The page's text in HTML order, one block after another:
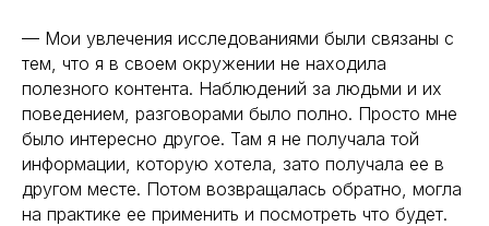
— Мои увлечения исследованиями были связаны с
тем, что я в своем окружении не находила
полезного контента. Наблюдений за людьми и их
поведением, разговорами было полно. Просто мне
было интересно другое. Там я не получала той
информации, которую хотела, зато получала ее в
другом месте. Потом возвращалась обратно, могла
на практике ее применить и посмотреть что будет.